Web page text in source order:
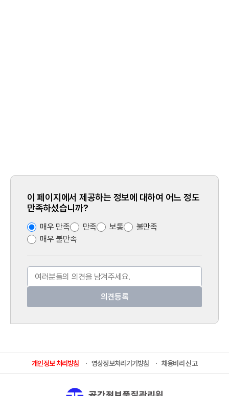
이 페이지에서 제공하는 정보에 대하여 어느 정도
만족하셨습니까?
매우 만족 만족 보통
불만족
매우 불만족
개인정보 처리방침 영상정보처리기기방침 채용비리 신고